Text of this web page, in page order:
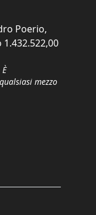
Poerio,
1.432.522,00
mezzo